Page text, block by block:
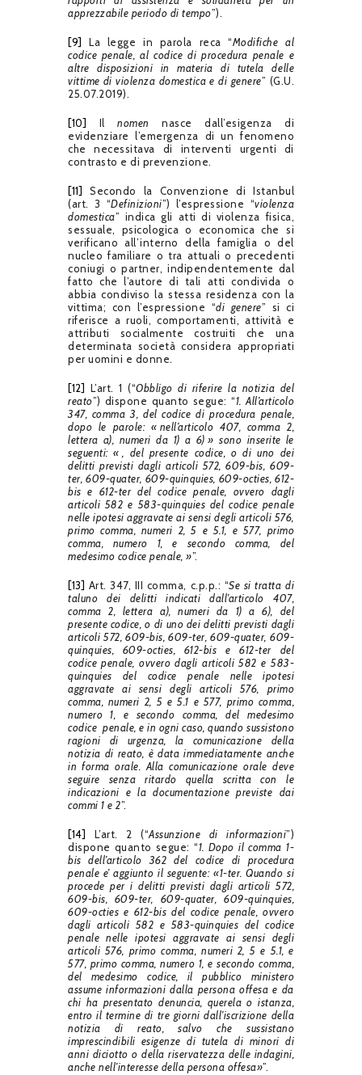
apprezzabile periodo di tempo”).
[9] La legge in parola reca “Modifiche al
codice penale, al codice di procedura penale e
altre disposizioni in materia di tutela delle
vittime di violenza domestica e di genere” (G.U.
25.07.2019).
[10] Il nomen nasce dall’esigenza di
evidenziare l’emergenza di un fenomeno
che necessitava di interventi urgenti di
contrasto e di prevenzione.
[11]
Secondo la Convenzione di Istanbul
(art. 3 “Definizioni”) l’espressione “violenza
domestica” indica gli atti di violenza fisica,
sessuale, psicologica o economica che si
verificano all’interno della famiglia o del
nucleo familiare o tra attuali o precedenti
coniugi o partner, indipendentemente dal
fatto che l’autore di tali atti condivida o
abbia condiviso la stessa residenza con la
vittima; con l’espressione “di genere” si ci
riferisce a ruoli, comportamenti, attività e
attributi socialmente costruiti che una
determinata società considera appropriati
per uomini e donne.
[12] L’art. 1 (“Obbligo di riferire la notizia del
reato”) dispone quanto segue: “1. All’articolo
347, comma 3, del codice di procedura penale,
dopo le parole: « nell’articolo 407, comma 2,
lettera a), numeri da 1) a 6) » sono inserite le
seguenti: « , del presente codice, o di uno dei
delitti previsti dagli articoli 572, 609-bis, 609-
ter, 609-quater, 609-quinquies, 609-octies, 612-
bis e 612-ter del codice penale, ovvero dagli
articoli 582 e 583-quinquies del codice penale
nelle ipotesi aggravate ai sensi degli articoli 576,
primo comma, numeri 2, 5 e 5.1, e 577, primo
comma, numero 1, e secondo comma, del
medesimo codice penale, »”.
[13] Art. 347, III comma, c.p.p.: “Se si tratta di
taluno dei delitti indicati dall’articolo 407,
comma 2, lettera a), numeri da 1) a 6), del
presente codice, o di uno dei delitti previsti dagli
articoli 572, 609-bis, 609-ter, 609-quater, 609-
quinquies, 609-octies, 612-bis e 612-ter del
codice penale, ovvero dagli articoli 582 e 583-
quinquies del codice penale nelle ipotesi
aggravate ai sensi degli articoli 576, primo
comma, numeri 2, 5 e 5.1 e 577, primo comma,
numero 1, e secondo comma, del medesimo
codice penale, e in ogni caso, quando sussistono
ragioni di urgenza, la comunicazione della
notizia di reato, è data immediatamente anche
in forma orale. Alla comunicazione orale deve
seguire senza ritardo quella scritta con le
indicazioni e la documentazione previste dai
commi 1 e 2”.
[14] L’art. 2 (“Assunzione di informazioni”)
dispone quanto segue: “1. Dopo il comma 1-
bis dell’articolo 362 del codice di procedura
penale e’ aggiunto il seguente: «1-ter. Quando si
procede per i delitti previsti dagli articoli 572,
609-bis, 609-ter, 609-quater, 609-quinquies,
609-octies e 612-bis del codice penale, ovvero
dagli articoli 582 e 583-quinquies del codice
penale nelle ipotesi aggravate ai sensi degli
articoli 576, primo comma, numeri 2, 5 e 5.1, e
577, primo comma, numero 1, e secondo comma,
del medesimo codice, il pubblico ministero
assume informazioni dalla persona offesa e da
chi ha presentato denuncia, querela o istanza,
entro il termine di tre giorni dall’iscrizione della
notizia di reato, salvo che sussistano
imprescindibili esigenze di tutela di minori di
anni diciotto o della riservatezza delle indagini,
anche nell’interesse della persona offesa»”.